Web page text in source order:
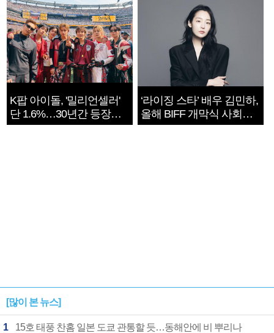
K팝 아이돌, '밀리언셀러'
단 1.6%…30년간 등장
1182개팀 전수조사
‘라이징 스타’ 배우 김민하,
올해 BIFF 개막식 사회자
확정
[많이 본 뉴스]
1 15호 태풍 찬홈 일본 도쿄 관통할 듯…동해안에 비 뿌리나